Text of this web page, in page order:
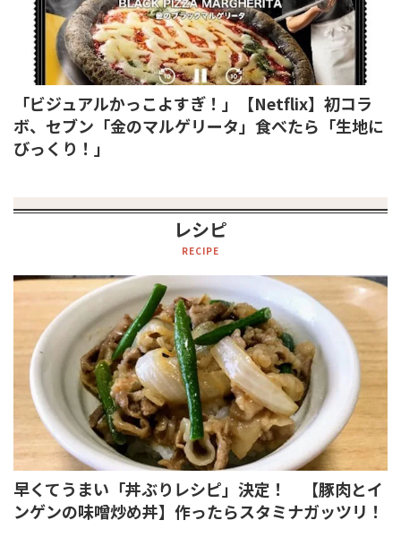
「ビジュアルかっこよすぎ！」【Netflix】初コラ
ボ、セブン「金のマルゲリータ」食べたら「生地に
びっくり！」
レシピ
RECIPE
早くてうまい「丼ぶりレシピ」決定！ 【豚肉とイ
ンゲンの味噌炒め丼】作ったらスタミナガッツリ！